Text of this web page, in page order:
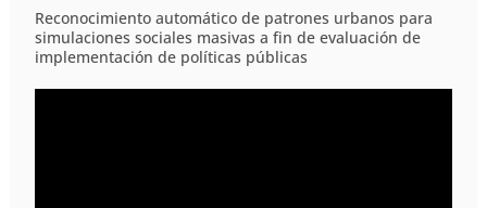
Reconocimiento automático de patrones urbanos para
simulaciones sociales masivas a fin de evaluación de
implementación de políticas públicas